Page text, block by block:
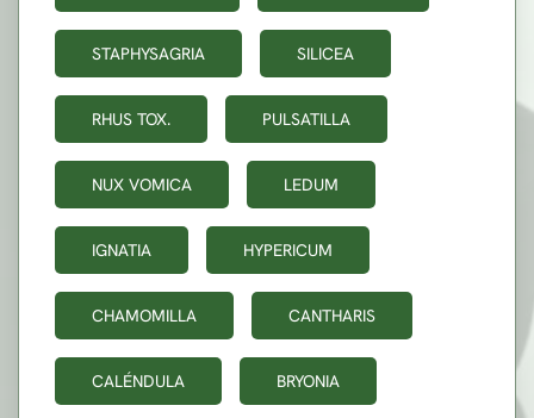
STAPHYSAGRIA SILICEA
RHUS TOX. PULSATILLA
NUX VOMICA LEDUM
IGNATIA HYPERICUM
CHAMOMILLA CANTHARIS
CALÉNDULA BRYONIA